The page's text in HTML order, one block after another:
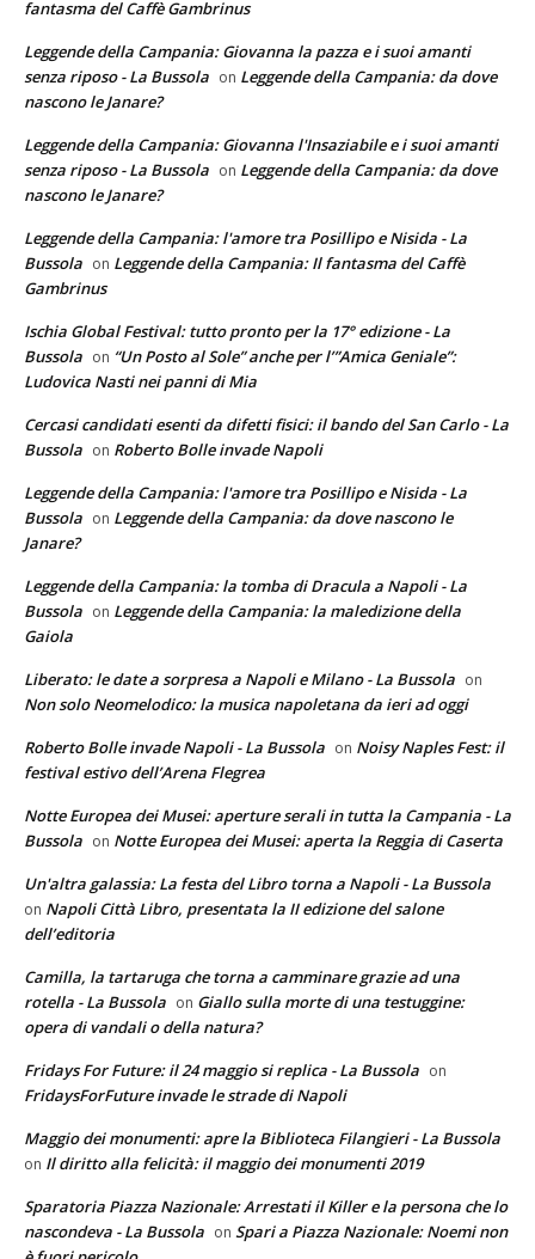
fantasma del Caffè Gambrinus
Leggende della Campania: Giovanna la pazza e i suoi amanti
senza riposo - La Bussola on Leggende della Campania: da dove
nascono le Janare?
Leggende della Campania: Giovanna l'Insaziabile e i suoi amanti
senza riposo - La Bussola on Leggende della Campania: da dove
nascono le Janare?
Leggende della Campania: l'amore tra Posillipo e Nisida - La
Bussola on Leggende della Campania: Il fantasma del Caffè
Gambrinus
Ischia Global Festival: tutto pronto per la 17° edizione - La
Bussola on “Un Posto al Sole” anche per l’”Amica Geniale”:
Ludovica Nasti nei panni di Mia
Cercasi candidati esenti da difetti fisici: il bando del San Carlo - La
Bussola on Roberto Bolle invade Napoli
Leggende della Campania: l'amore tra Posillipo e Nisida - La
Bussola on Leggende della Campania: da dove nascono le
Janare?
Leggende della Campania: la tomba di Dracula a Napoli - La
Bussola on Leggende della Campania: la maledizione della
Gaiola
Liberato: le date a sorpresa a Napoli e Milano - La Bussola on
Non solo Neomelodico: la musica napoletana da ieri ad oggi
Roberto Bolle invade Napoli - La Bussola on Noisy Naples Fest: il
festival estivo dell’Arena Flegrea
Notte Europea dei Musei: aperture serali in tutta la Campania - La
Bussola on Notte Europea dei Musei: aperta la Reggia di Caserta
Un'altra galassia: La festa del Libro torna a Napoli - La Bussola
on Napoli Città Libro, presentata la II edizione del salone
dell’editoria
Camilla, la tartaruga che torna a camminare grazie ad una
rotella - La Bussola on Giallo sulla morte di una testuggine:
opera di vandali o della natura?
Fridays For Future: il 24 maggio si replica - La Bussola on
FridaysForFuture invade le strade di Napoli
Maggio dei monumenti: apre la Biblioteca Filangieri - La Bussola
on Il diritto alla felicità: il maggio dei monumenti 2019
Sparatoria Piazza Nazionale: Arrestati il Killer e la persona che lo
nascondeva - La Bussola on Spari a Piazza Nazionale: Noemi non